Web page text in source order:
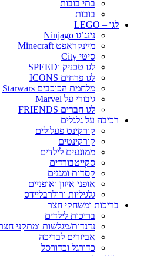
בתי בובות
בובות
לגו – LEGO
נינג’גו Ninjago
מיינקראפט Minecraft
סיטי City
לגו טכניק וSPEED
לגו פרחים ICONS
מלחמת הכוכבים Starwars
גיבורי על Marvel
לגו חברים FRIENDS
רכיבה על גלגלים
קורקינט פעלולים
קורקינטים
ממונעים לילדים
סקייטבורדים
קסדות ומגנים
אופני איזון ואופניים
גלגיליות ורולרבליידס
בריכות ומשחקי חצר
בריכות לילדים
נדנדות/מגלשות ומתקני חצר
אביזרים לבריכה
כדורגל וכדורסל